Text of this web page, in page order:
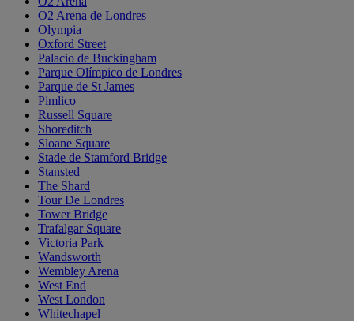
O2 Arena de Londres
Olympia
Oxford Street
Palacio de Buckingham
Parque Olímpico de Londres
Parque de St James
Pimlico
Russell Square
Shoreditch
Sloane Square
Stade de Stamford Bridge
Stansted
The Shard
Tour De Londres
Tower Bridge
Trafalgar Square
Victoria Park
Wandsworth
Wembley Arena
West End
West London
Whitechapel